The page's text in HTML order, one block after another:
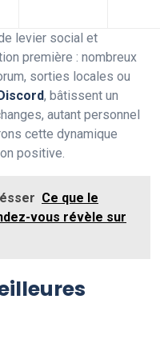
levier social et
première : nombreux
sorties locales ou
, bâtissent un
autant personnel
cette dynamique
positive.
Ce que le
vous révèle sur